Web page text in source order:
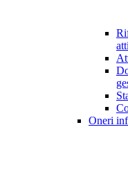
Oneri